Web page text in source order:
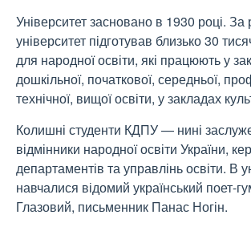
Університет засновано в 1930 році. За
університет підготував близько 30
для народної освіти, які працюють у
дошкільної, початкової, середньої,
технічної, вищої освіти, у закладах
Колишні студенти КДПУ— нині
відмінники народної освіти України,
департаментів та управлінь освіти. В
навчалися відомий український поет-
Глазовий, письменник Панас Ногін.